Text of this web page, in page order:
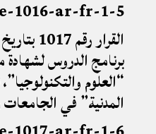
5-Arrete-1016-ar-fr-1
برنامج الدروس
“العلوم
المدنية” في الجامعات